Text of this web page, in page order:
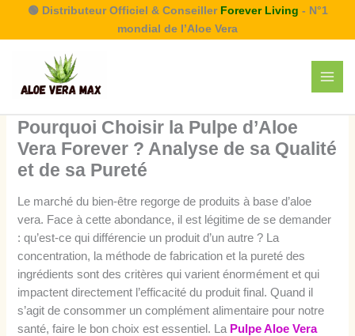
🟢 Distributeur Officiel & Conseiller Forever Living - N°1
mondial de l’Aloe Vera
Pourquoi Choisir la Pulpe d’Aloe
Vera Forever ? Analyse de sa Qualité
et de sa Pureté
Le marché du bien-être regorge de produits à base d’aloe
vera. Face à cette abondance, il est légitime de se demander
: qu’est-ce qui différencie un produit d’un autre ? La
concentration, la méthode de fabrication et la pureté des
ingrédients sont des critères qui varient énormément et qui
impactent directement l’efficacité du produit final. Quand il
s’agit de consommer un complément alimentaire pour notre
santé, faire le bon choix est essentiel. La Pulpe Aloe Vera